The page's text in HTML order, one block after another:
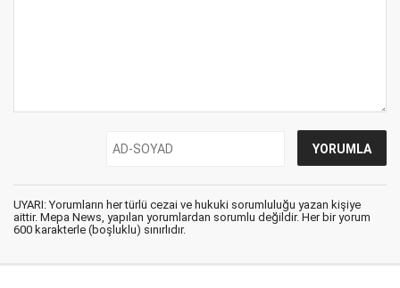
UYARI: Yorumların her türlü cezai ve hukuki sorumluluğu yazan kişiye
aittir. Mepa News, yapılan yorumlardan sorumlu değildir. Her bir yorum
600 karakterle (boşluklu) sınırlıdır.